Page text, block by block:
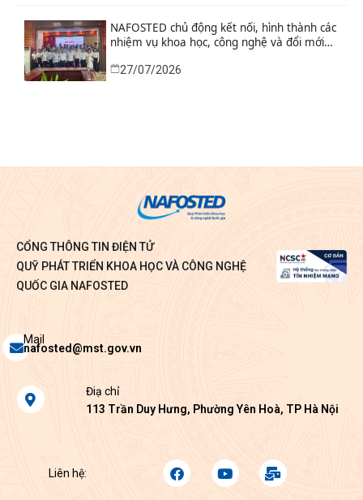
NAFOSTED chủ động kết nối, hình thành các
nhiệm vụ khoa học, công nghệ và đổi mới
Bình
27/07/2026
CỔNG THÔNG TIN ĐIỆN TỬ
QUỸ PHÁT TRIỂN KHOA HỌC VÀ CÔNG NGHỆ
QUỐC GIA NAFOSTED
Envelope
Mail
nafosted@mst.gov.vn
Map-
marker-
Điạ chỉ
113 Trần Duy Hưng, Phường Yên Hoà, TP Hà Nội
Liên hệ: FacebookYoutubeMail-
bulk